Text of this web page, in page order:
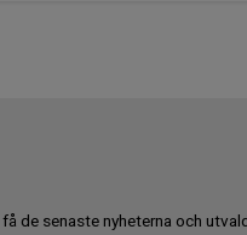
de senaste nyheterna och